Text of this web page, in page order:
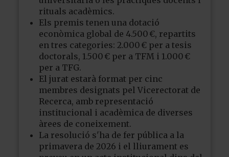
rituals acadèmics.
Els premis tenen una dotació
econòmica global de 4.500 €, repartits
en tres categories: 2.000 € per a tesis
doctorals, 1.500 € per a TFM i 1.000 €
per a TFG.
El jurat estarà format per cinc
membres designats pel Vicerectorat de
Recerca, amb representació
institucional i acadèmica de diverses
àrees de coneixement.
La resolució s'ha de fer pública a la
primavera de 2026 i el lliurament es